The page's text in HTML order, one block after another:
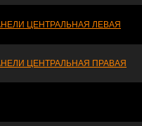
ЦЕНТРАЛЬНАЯ ЛЕВАЯ
ЦЕНТРАЛЬНАЯ ПРАВАЯ